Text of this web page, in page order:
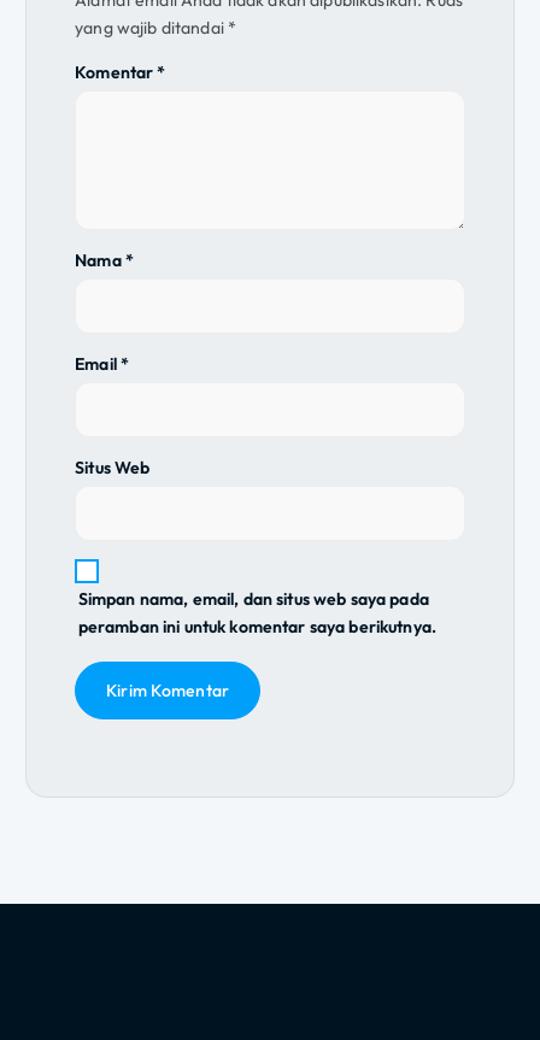
yang wajib ditandai *
Komentar*
Nama*
Email*
Situs Web
Simpan nama, email, dan situs web saya pada
peramban ini untuk komentar saya berikutnya.